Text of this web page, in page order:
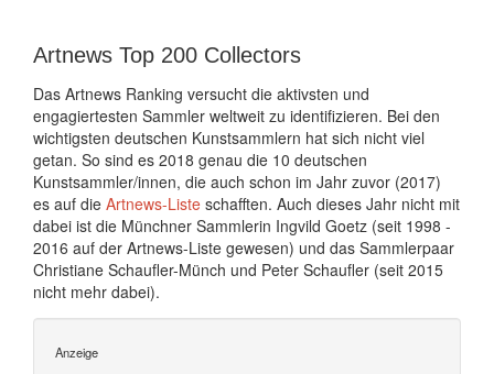
Artnews Top 200 Collectors
Das Artnews Ranking versucht die aktivsten und
engagiertesten Sammler weltweit zu identifizieren. Bei den
wichtigsten deutschen Kunstsammlern hat sich nicht viel
getan. So sind es 2018 genau die 10 deutschen
Kunstsammler/innen, die auch schon im Jahr zuvor (2017)
es auf die Artnews-Liste schafften. Auch dieses Jahr nicht mit
dabei ist die Münchner Sammlerin Ingvild Goetz (seit 1998 -
2016 auf der Artnews-Liste gewesen) und das Sammlerpaar
Christiane Schaufler-Münch und Peter Schaufler (seit 2015
nicht mehr dabei).
Anzeige